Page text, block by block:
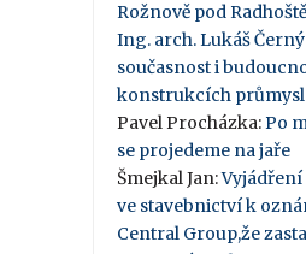
Rožnově pod
Ing. arch. Lukáš Černý
současnost i
konstrukcích
Pavel Procházka:Po
se projedeme na jaře
Šmejkal Jan:
ve stavebnictví k
Central Group,že